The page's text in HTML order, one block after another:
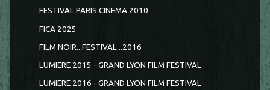
FESTIVAL PARIS CINEMA 2010
FICA 2025
FILM NOIR...FESTIVAL...2016
LUMIERE 2015 - GRAND LYON FILM FESTIVAL
LUMIERE 2016 - GRAND LYON FILM FESTIVAL